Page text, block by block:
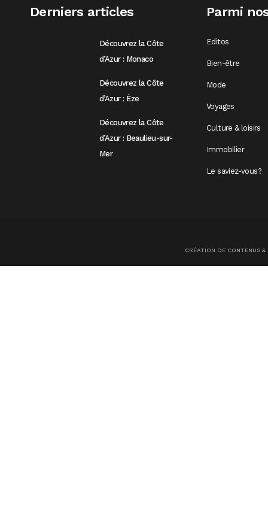
Derniers articles
Découvrez la Côte
d’Azur : Monaco
Découvrez la Côte
d’Azur : Èze
Découvrez la Côte
d’Azur : Beaulieu-sur-
Mer
Parmi
Editos
Bien-être
Mode
Voyages
Culture & loisirs
Immobilier
Le saviez-vous?
CRÉATION DE CONTENUS